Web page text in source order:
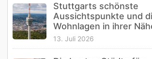
Stuttgarts schönste
Aussichtspunkte und
Wohnlagen in ihrer
13. Juli 2026